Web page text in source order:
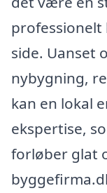
professionelt
side. Uanset
nybygning,
kan en lokal
ekspertise,
forløber glat